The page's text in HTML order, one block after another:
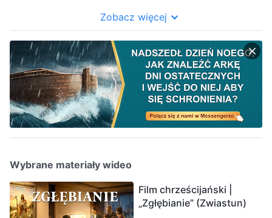
Zobacz więcej
Wybrane materiały wideo
Film chrześcijański |
„Zgłębianie” (Zwiastun)